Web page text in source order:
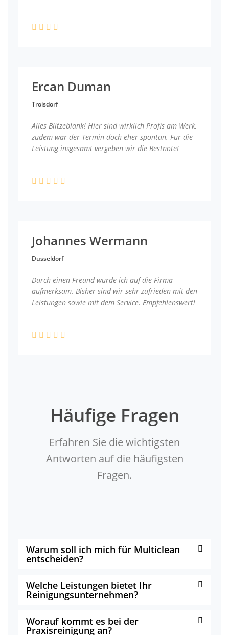
Ercan Duman
Troisdorf
Alles Blitzeblank! Hier sind wirklich Profis am Werk,
zudem war der Termin doch eher spontan. Für die
Leistung insgesamt vergeben wir die Bestnote!
Johannes Wermann
Düsseldorf
Durch einen Freund wurde ich auf die Firma
aufmerksam. Bisher sind wir sehr zufrieden mit den
Leistungen sowie mit dem Service. Empfehlenswert!
Häufige Fragen
Erfahren Sie die wichtigsten
Antworten auf die häufigsten
Fragen.
Warum soll ich mich für Multiclean
entscheiden?
Welche Leistungen bietet Ihr
Reinigungsunternehmen?
Worauf kommt es bei der
Praxisreinigung an?